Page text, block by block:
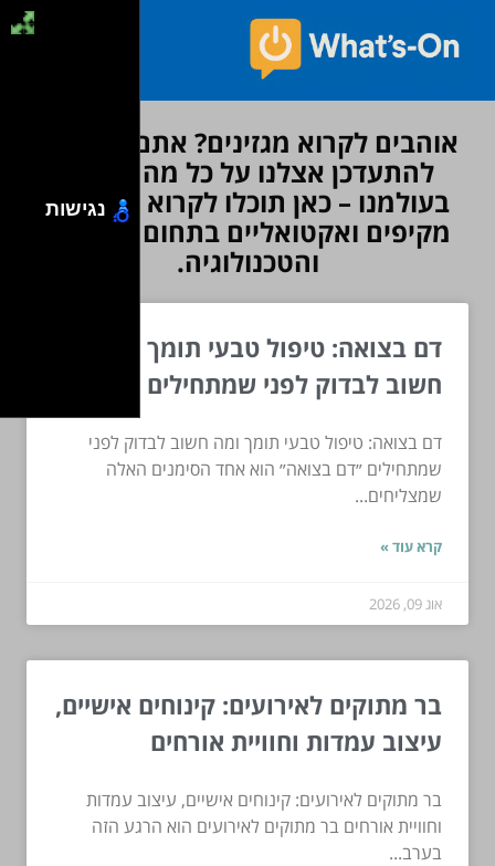
אוהבים לקרוא מגזינים? אתם מוזמנים
להתעדכן אצלנו על כל מה שחדש
בעולמנו – כאן תוכלו לקרוא מאמרים
מקיפים ואקטואליים בתחום הדיגיטל
והטכנולוגיה.
דם בצואה: טיפול טבעי תומך ומה
חשוב לבדוק לפני שמתחילים
דם בצואה: טיפול טבעי תומך ומה חשוב לבדוק לפני
שמתחילים ״דם בצואה״ הוא אחד הסימנים האלה
שמצליחים...
קרא עוד »
אוג 09, 2026
בר מתוקים לאירועים: קינוחים אישיים,
עיצוב עמדות וחוויית אורחים
בר מתוקים לאירועים: קינוחים אישיים, עיצוב עמדות
וחוויית אורחים בר מתוקים לאירועים הוא הרגע הזה
בערב...
נגישות